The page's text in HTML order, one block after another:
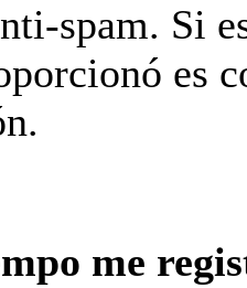
spam. Si
es
me